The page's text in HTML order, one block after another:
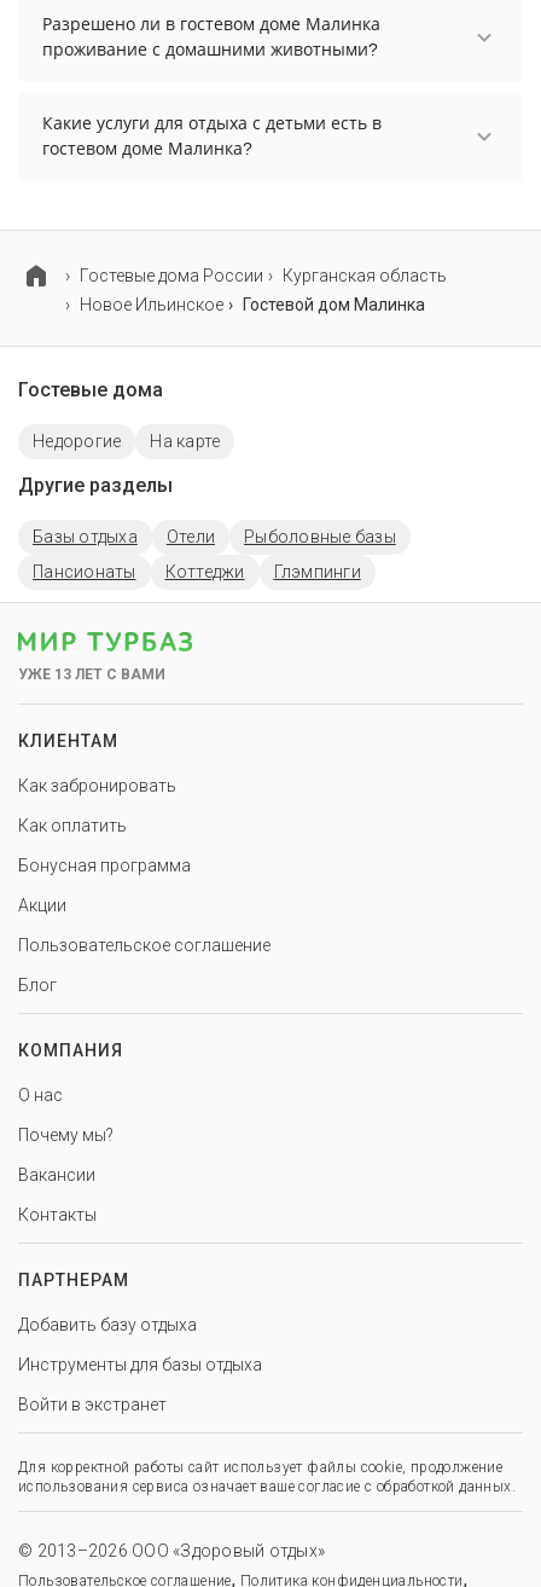
уточните информацию перед бронированием у
менеджера, возможно, услуга оплачивается
Разрешено ли в гостевом доме Малинка
проживание с домашними животными?
разрешено. Однако, это может оплачиваться
дополнительно.
Какие услуги для отдыха с детьми есть в
гостевом доме Малинка?
Гостевые дома России
Курганская область
Новое Ильинское
Гостевой дом Малинка
Гостевые дома
Недорогие На карте
Другие разделы
Базы отдыха Отели
Рыболовные базы
Пансионаты
Коттеджи Глэмпинги
УЖЕ 13 ЛЕТ С ВАМИ
КЛИЕНТАМ
Как забронировать
Как оплатить
Бонусная программа
Акции
Пользовательское соглашение
Блог
КОМПАНИЯ
О нас
Почему мы?
Вакансии
Контакты
ПАРТНЕРАМ
Добавить базу отдыха
Инструменты для базы отдыха
Войти в экстранет
Для корректной работы сайт использует файлы cookie, продолжение
использования сервиса означает ваше согласие с обработкой данных.
© 2013–2026 ООО «Здоровый отдых»
Пользовательское соглашение, Политика конфиденциальности,